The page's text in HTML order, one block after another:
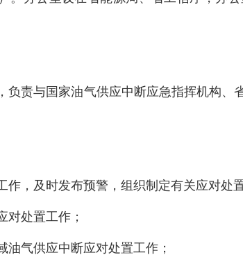
负责与国家油气供应中断应急指挥机构
，及时发布预警，组织制定有关应对处
对处置工作；
油气供应中断应对处置工作；